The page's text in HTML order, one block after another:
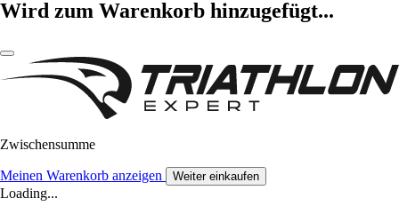
Wird zum Warenkorb hinzugefügt...
Zwischensumme
Meinen Warenkorb anzeigen Weiter einkaufen
Loading...